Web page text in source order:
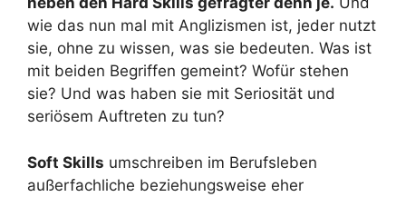
wie das nun mal mit Anglizismen ist, jeder nutzt
sie, ohne zu wissen, was sie bedeuten. Was ist
mit beiden Begriffen gemeint? Wofür stehen
sie? Und was haben sie mit Seriosität und
seriösem Auftreten zu tun?
Soft Skills umschreiben im Berufsleben
außerfachliche beziehungsweise eher